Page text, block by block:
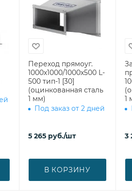
Переход прямоуг.
1000х1000/1000х500 L-
500 тип-1 [30]
(оцинкованная сталь
1 мм)
Под заказ от 2 дней
5 265 руб./шт
В КОРЗИНУ
1
3